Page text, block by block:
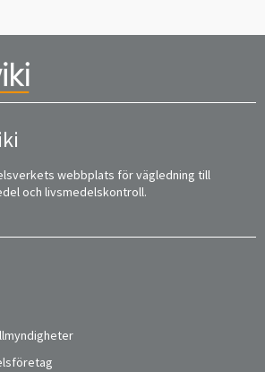
webbplats för vägledning till
och livsmedelskontroll.